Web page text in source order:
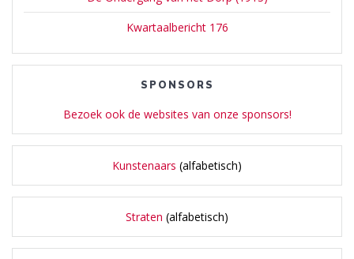
Kwartaalbericht 176
SPONSORS
Bezoek ook de websites van onze sponsors!
Kunstenaars (alfabetisch)
Straten (alfabetisch)